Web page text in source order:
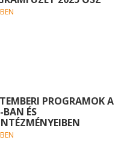
PROGRAMOK A
ÉS